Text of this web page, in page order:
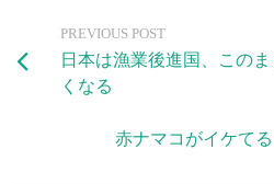
PREVIOUS POST
日本は漁業後進国、この
くなる
赤ナマコがイケて